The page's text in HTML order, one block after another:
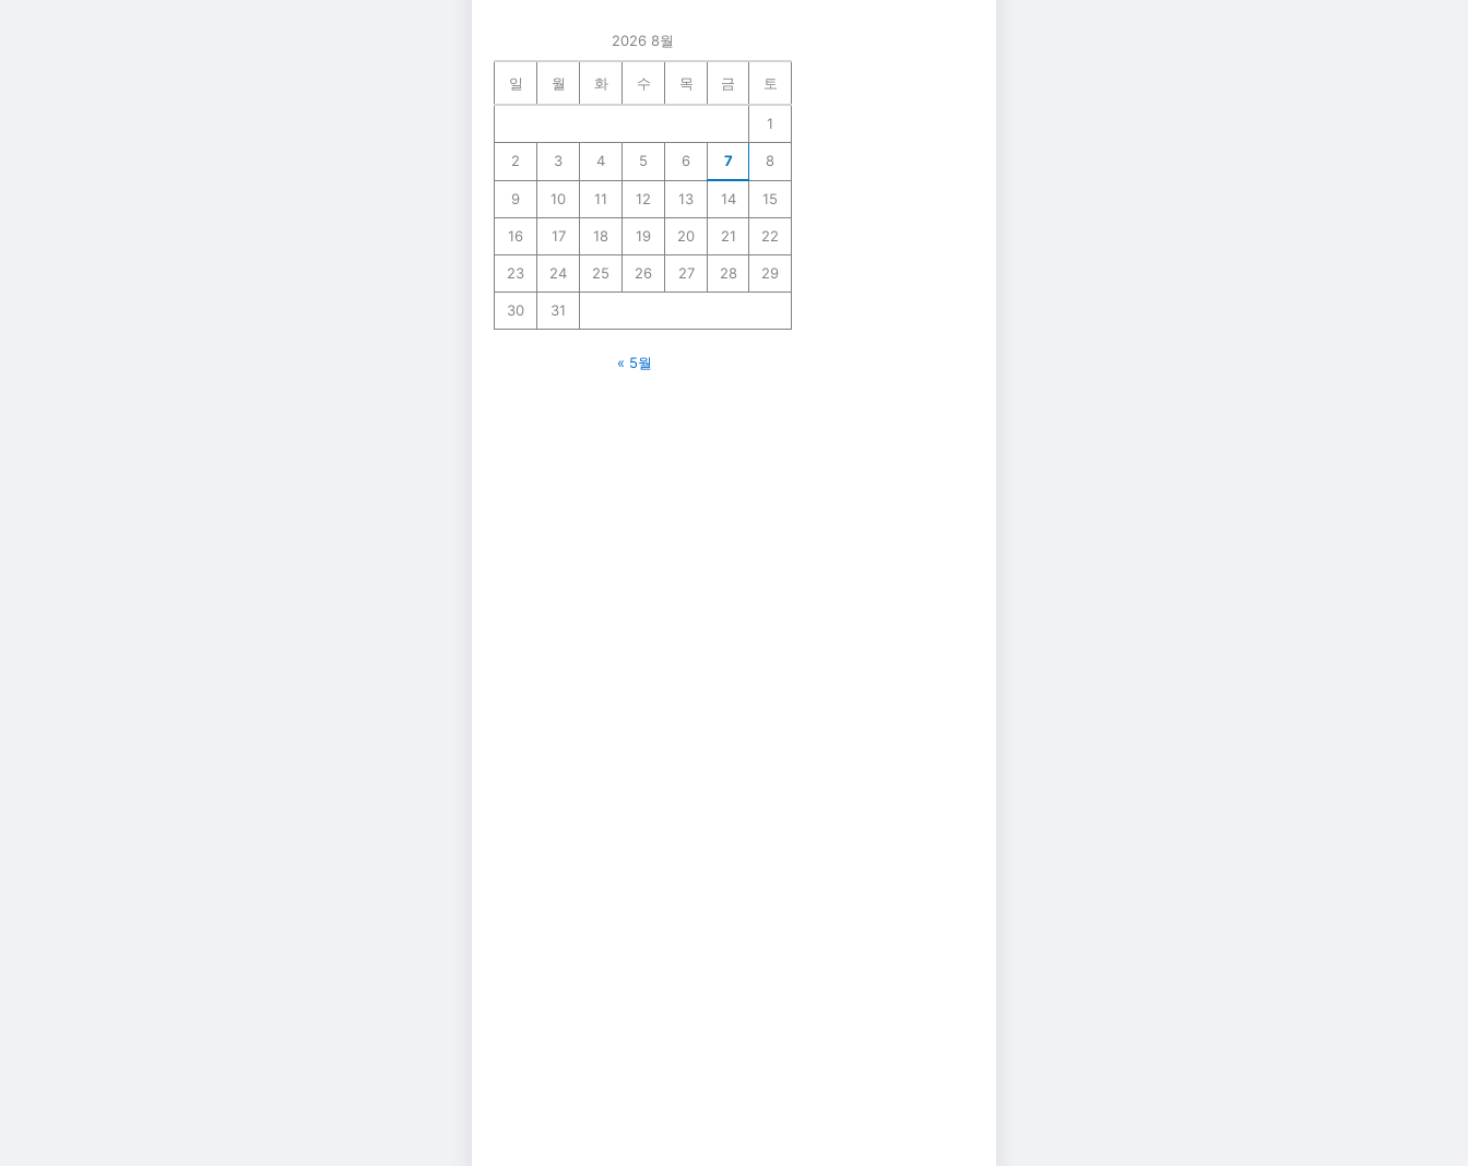
2026 8월
일 월 화 수 목 금 토
1
2 3 4 5 6 7 8
9 10 11 12 13 14 15
16 17 18 19 20 21 22
23 24 25 26 27 28 29
30 31
« 5월